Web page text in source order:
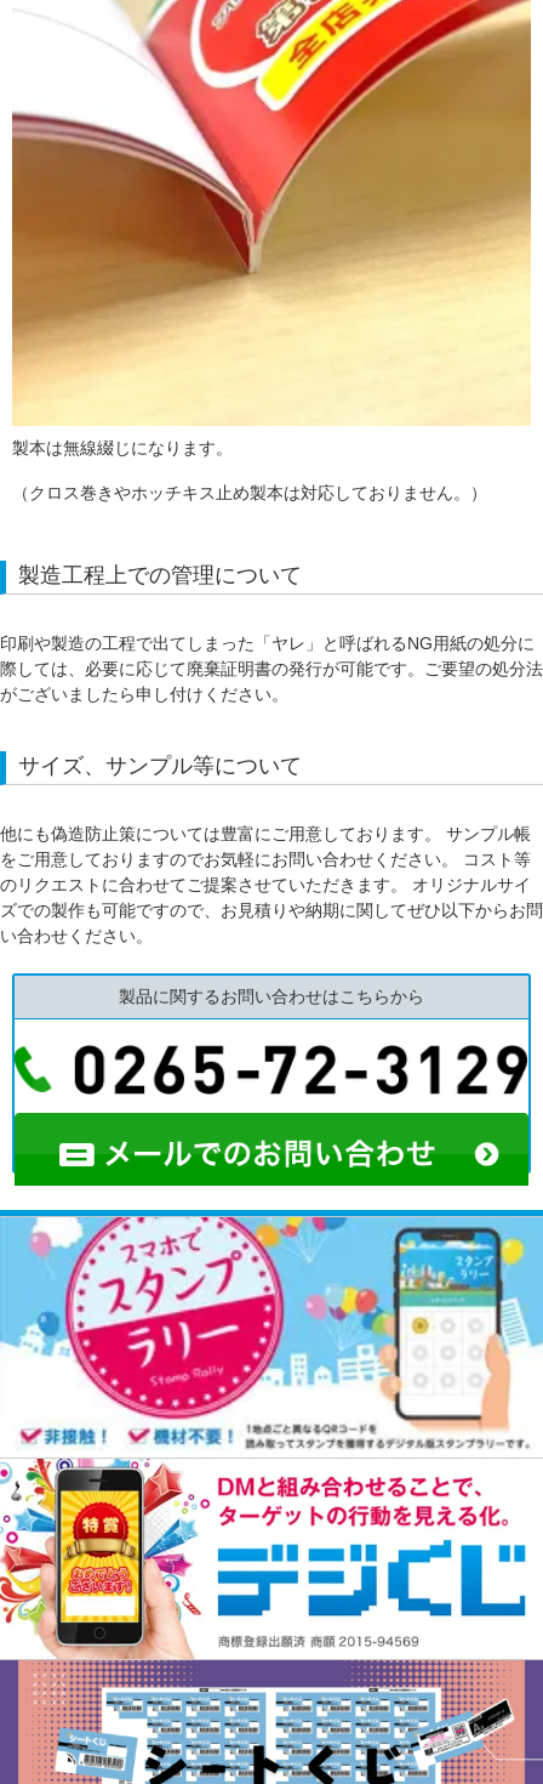
製本は無線綴じになります。
（クロス巻きやホッチキス止め製本は対応しておりません。）
製造工程上での管理について
印刷や製造の工程で出てしまった「ヤレ」と呼ばれるNG用紙の処分に
際しては、必要に応じて廃棄証明書の発行が可能です。ご要望の処分法
がございましたら申し付けください。
サイズ、サンプル等について
他にも偽造防止策については豊富にご用意しております。 サンプル帳
をご用意しておりますのでお気軽にお問い合わせください。 コスト等
のリクエストに合わせてご提案させていただきます。 オリジナルサイ
ズでの製作も可能ですので、お見積りや納期に関してぜひ以下からお問
い合わせください。
製品に関するお問い合わせはこちらから